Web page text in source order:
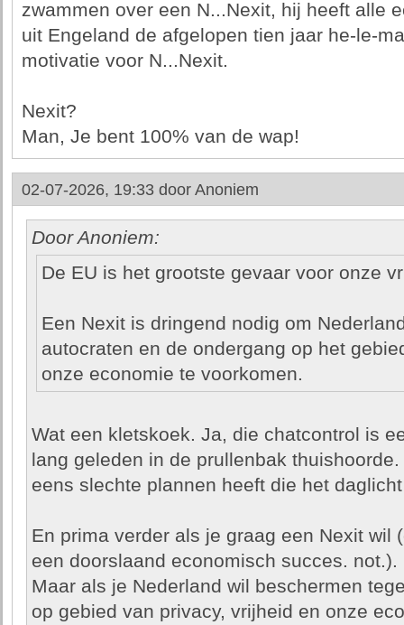
zwammen over een N...Nexit, hij heeft alle
uit Engeland de afgelopen tien jaar he-le-
motivatie voor N...Nexit.
Nexit?
Man, Je bent 100% van de wap!
02-07-2026, 19:33 door Anoniem
Door Anoniem:
De EU is het grootste gevaar voor onze
Een Nexit is dringend nodig om
autocraten en de ondergang op het
onze economie te voorkomen.
Wat een kletskoek. Ja, die chatcontrol is
lang geleden in de prullenbak
eens slechte plannen heeft die het
En prima verder als je graag een Nexit wil
een doorslaand economisch succes. not.).
Maar als je Nederland wil beschermen
op gebied van privacy, vrijheid en onze